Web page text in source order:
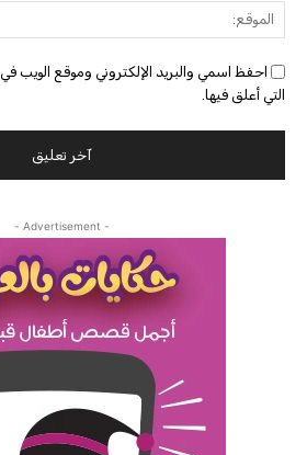
احفظ اسمي والبريد الإلكتروني وموقع الويب
التي أعلق فيها.
- Advertisement -